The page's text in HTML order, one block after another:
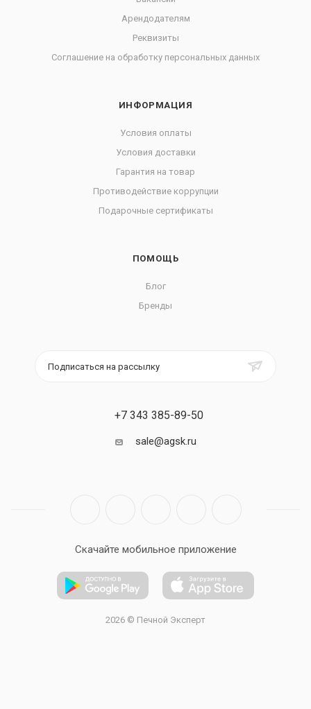
Арендодателям
Реквизиты
Соглашение на обработку персональных данных
ИНФОРМАЦИЯ
Условия оплаты
Условия доставки
Гарантия на товар
Противодействие коррупции
Подарочные сертификаты
ПОМОЩЬ
Блог
Бренды
Подписаться на рассылку
+7 343 385-89-50
sale@agsk.ru
Скачайте мобильное приложение
2026 © Печной Эксперт